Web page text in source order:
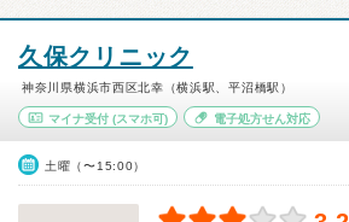
久保クリニック
神奈川県横浜市西区北幸（横浜駅、平沼橋駅）
マイナ受付 (スマホ可) 電子処方せん対応
土曜（〜15:00）